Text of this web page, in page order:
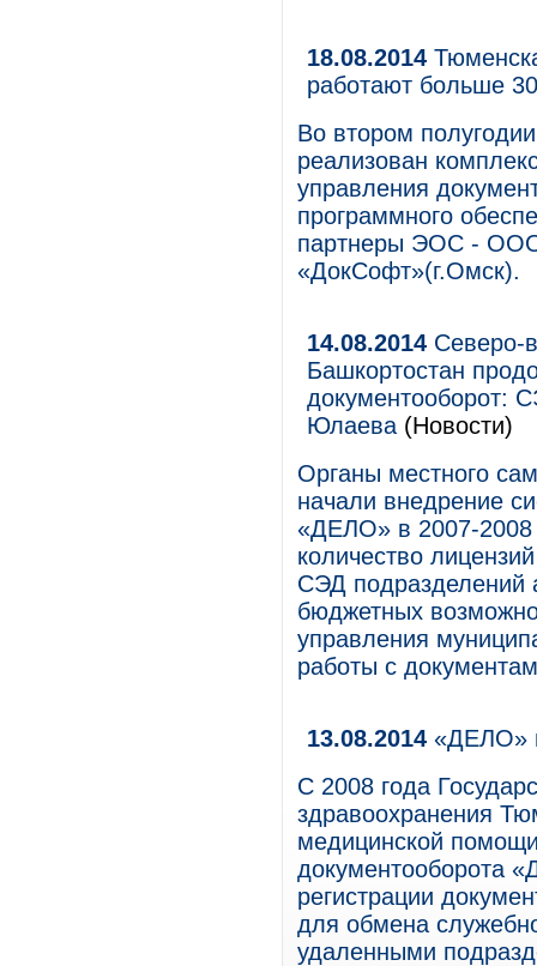
18.08.2014
работают больше
Во втором
реализован
управления
программного
партнеры ЭОС -
«ДокСофт»(г.Омск).
14.08.2014 Северо-
Башкортостан
документооборот:
Юлаева (Новости)
Органы местного
начали внедрение
«ДЕЛО» в 2007-2008
количество
СЭД подразделений
бюджетных
управления
работы с
13.08.2014 «ДЕЛО»
С 2008 года
здравоохранения
медицинской
документооборота
регистрации
для обмена
удаленными